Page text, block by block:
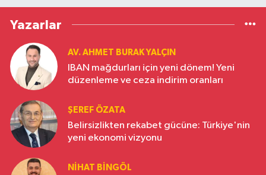
Yazarlar
AV. AHMET BURAK YALÇIN
IBAN mağdurları için yeni dönem! Yeni
düzenleme ve ceza indirim oranları
ŞEREF ÖZATA
Belirsizlikten rekabet gücüne: Türkiye'nin
yeni ekonomi vizyonu
NIHAT BINGÖL